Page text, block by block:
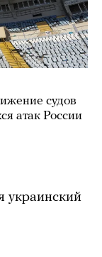
судов
атак России
украинский